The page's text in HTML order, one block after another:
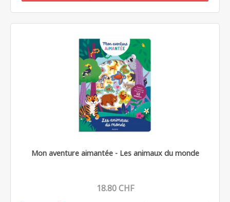
Mon aventure aimantée - Les animaux du monde
18.80 CHF